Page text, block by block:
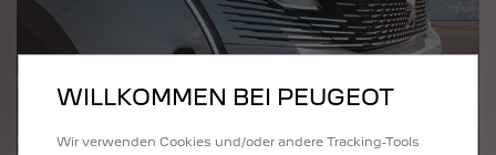
WILLKOMMEN BEI PEUGEOT
Wir verwenden Cookies und/oder andere Tracking-Tools